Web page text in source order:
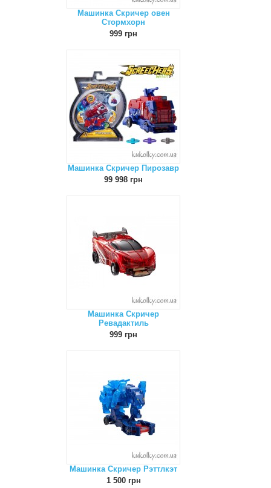
Машинка Скричер овен
Стормхорн
999 грн
Машинка Скричер Пирозавр
99 998 грн
Машинка Скричер
Ревадактиль
999 грн
Машинка Скричер Рэттлкэт
1 500 грн